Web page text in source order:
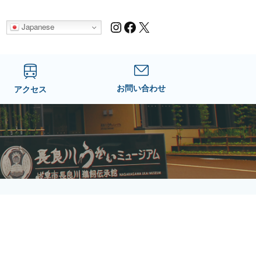
Japanese Instagram
Facebook
X
アクセス お問い合わせ